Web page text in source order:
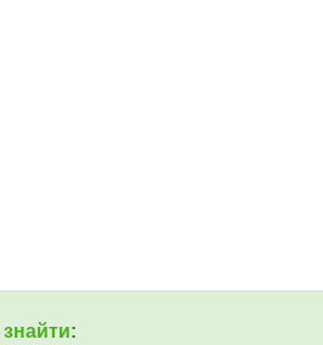
знайти: